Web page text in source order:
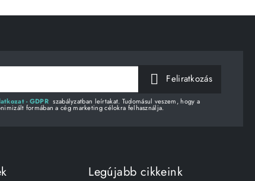
Feliratkozás
- GDPR szabályzatban leírtakat. Tudomásul veszem, hogy a
formában a cég marketing célokra felhasználja.
Legújabb cikkeink